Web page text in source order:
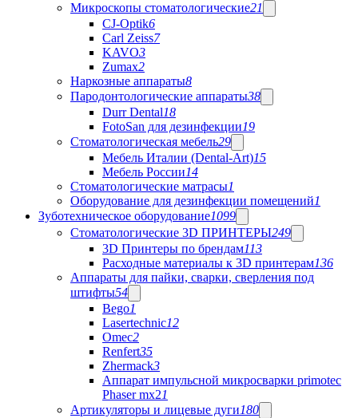
Микроскопы стоматологические21
CJ-Optik6
Carl Zeiss7
KAVO3
Zumax2
Наркозные аппараты8
Пародонтологические аппараты38
Durr Dental18
FotoSan для дезинфекции19
Стоматологическая мебель29
Мебель Италии (Dental-Art)15
Мебель России14
Стоматологические матрасы1
Оборудование для дезинфекции помещений1
Зуботехническое оборудование1099
Стоматологические 3D ПРИНТЕРЫ249
3D Принтеры по брендам113
Расходные материалы к 3D принтерам136
Аппараты для пайки, сварки, сверления под
штифты54
Bego1
Lasertechnic12
Omec2
Renfert35
Zhermack3
Аппарат импульсной микросварки primotec
Phaser mx21
Артикуляторы и лицевые дуги180